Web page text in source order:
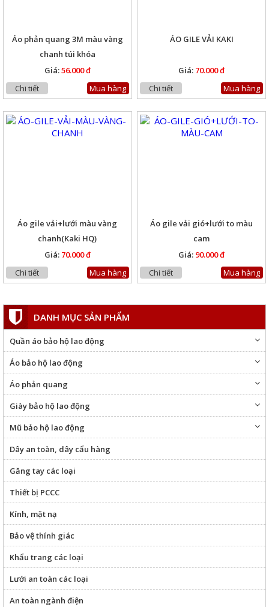
Áo phản quang 3M màu vàng
chanh túi khóa
Giá:56.000 đ
Chi tiết
Mua hàng
ÁO GILE VẢI KAKI
Giá: 70.000 đ
Chi tiết
Mua hàng
Áo gile vải+lưới màu vàng
chanh(Kaki HQ)
Giá: 70.000 đ
Chi tiết
Mua hàng
Áo gile vải gió+lưới to màu
cam
Giá: 90.000 đ
Chi tiết
Mua hàng
DANH MỤC SẢN PHẨM
Quần áo bảo hộ lao động
Áo bảo hộ lao động
Áo phản quang
Giày bảo hộ lao động
Mũ bảo hộ lao động
Dây an toàn, dây cẩu hàng
Găng tay các loại
Thiết bị PCCC
Kính, mặt nạ
Bảo vệ thính giác
Khẩu trang các loại
Lưới an toàn các loại
An toàn ngành điện
ÁO BẢO HỘ VẢI KAKI LDHQ
Chi tiết
DÂY CHỐNG SỐC 1 MÓC